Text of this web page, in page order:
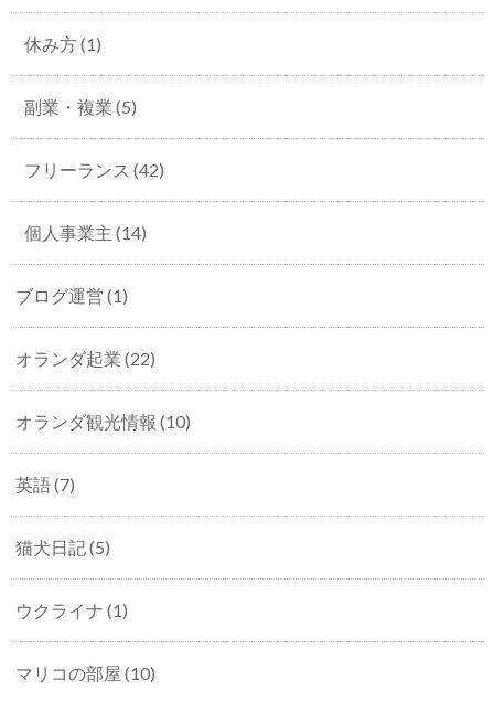
休み方(1)
副業・複業 (5)
フリーランス (42)
個人事業主 (14)
ブログ運営 (1)
オランダ起業 (22)
オランダ観光情報 (10)
英語(7)
猫犬日記(5)
ウクライナ (1)
マリコの部屋 (10)